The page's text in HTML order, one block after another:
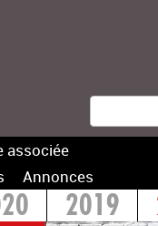
associée
Annonces
2019